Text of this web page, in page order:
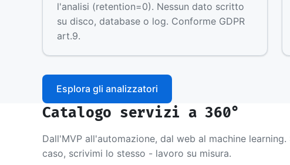
l'analisi (retention=0). Nessun dato scritto
su disco, database o log. Conforme GDPR
art.9.
Esplora gli analizzatori
Catalogo servizi a 360°
Dall'MVP all'automazione, dal web al machine
caso, scrivimi lo stesso - lavoro su misura.